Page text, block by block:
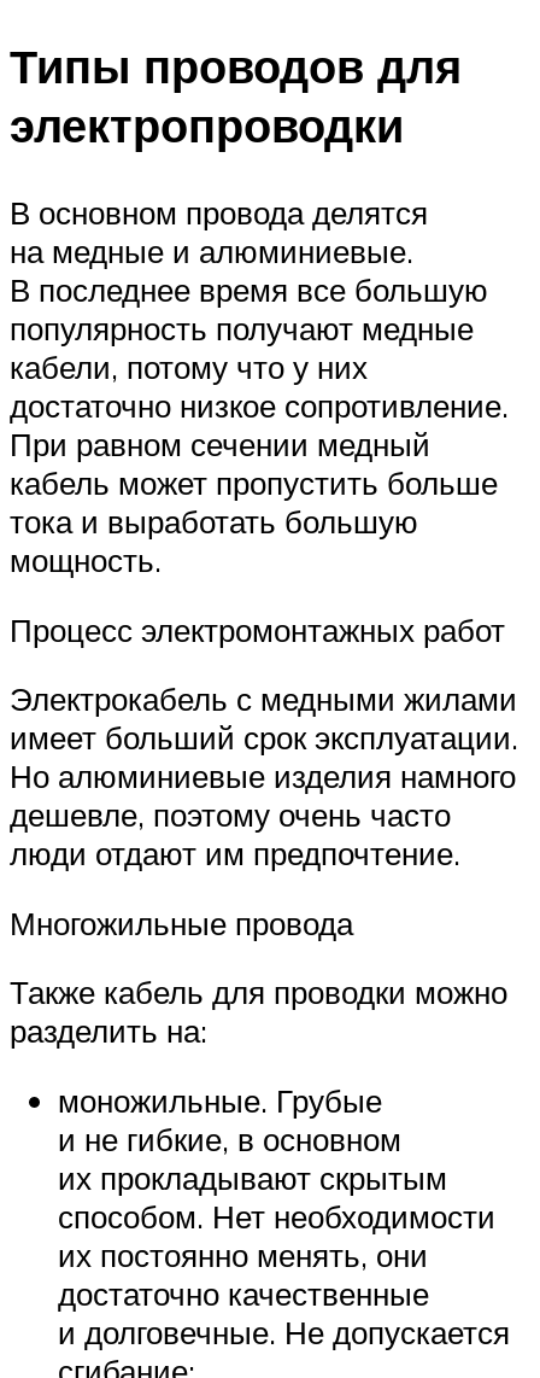
Типы проводов для
электропроводки
В основном провода делятся
на медные и алюминиевые.
В последнее время все большую
популярность получают медные
кабели, потому что у них
достаточно низкое сопротивление.
При равном сечении медный
кабель может пропустить больше
тока и выработать большую
мощность.
Процесс электромонтажных работ
Электрокабель с медными жилами
имеет больший срок эксплуатации.
Но алюминиевые изделия намного
дешевле, поэтому очень часто
люди отдают им предпочтение.
Многожильные провода
Также кабель для проводки можно
разделить на:
моножильные. Грубые
и не гибкие, в основном
их прокладывают скрытым
способом. Нет необходимости
их постоянно менять, они
достаточно качественные
и долговечные. Не допускается